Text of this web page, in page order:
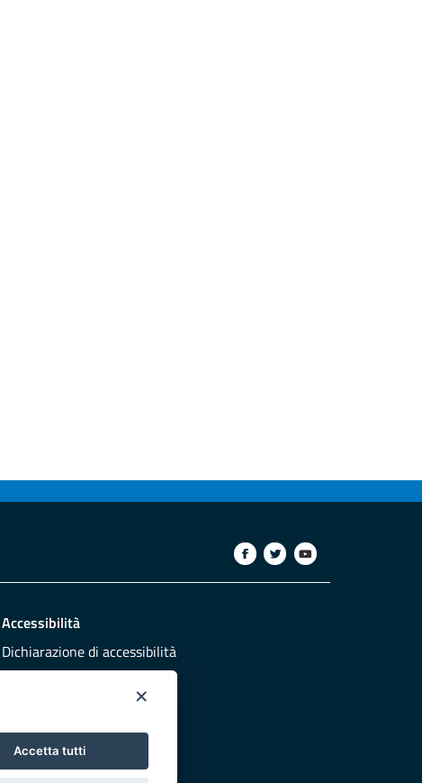
×
Accetta tutti
Accessibilità
Dichiarazione di accessibilità
Responsabili pubblicazione